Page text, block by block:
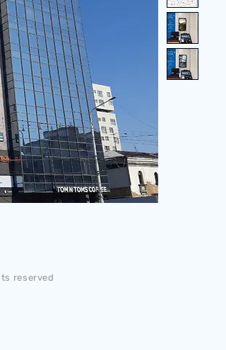
reserved